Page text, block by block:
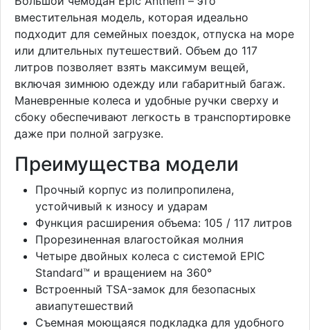
вместительная модель, которая идеально
подходит для семейных поездок, отпуска на море
или длительных путешествий. Объем до 117
литров позволяет взять максимум вещей,
включая зимнюю одежду или габаритный багаж.
Маневренные колеса и удобные ручки сверху и
сбоку обеспечивают легкость в транспортировке
даже при полной загрузке.
Преимущества модели
Прочный корпус из полипропилена,
устойчивый к износу и ударам
Функция расширения объема: 105 / 117 литров
Прорезиненная влагостойкая молния
Четыре двойных колеса с системой EPIC
Standard™ и вращением на 360°
Встроенный TSA-замок для безопасных
авиапутешествий
Съемная моющаяся подкладка для удобного